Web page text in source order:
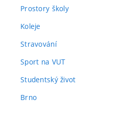
Prostory školy
Koleje
Stravování
Sport na VUT
Studentský život
Brno